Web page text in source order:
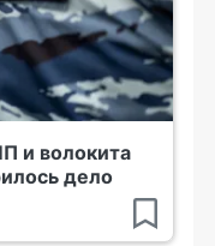
и волокита
дело